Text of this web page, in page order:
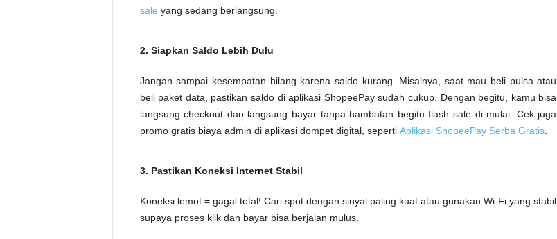
sale yang sedang berlangsung.
2. Siapkan Saldo Lebih Dulu
Jangan sampai kesempatan hilang karena saldo kurang. Misalnya, saat mau beli pulsa atau
beli paket data, pastikan saldo di aplikasi ShopeePay sudah cukup. Dengan begitu, kamu bisa
langsung checkout dan langsung bayar tanpa hambatan begitu flash sale di mulai. Cek juga
promo gratis biaya admin di aplikasi dompet digital, seperti Aplikasi ShopeePay Serba Gratis.
3. Pastikan Koneksi Internet Stabil
Koneksi lemot = gagal total! Cari spot dengan sinyal paling kuat atau gunakan Wi-Fi yang stabil
supaya proses klik dan bayar bisa berjalan mulus.